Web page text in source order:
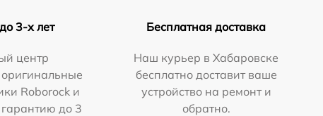
3-х лет
центр
Roborock и
гарантию до 3
Бесплатная доставка
Наш курьер в Хабаровске
бесплатно доставит ваше
устройство на ремонт и
обратно.